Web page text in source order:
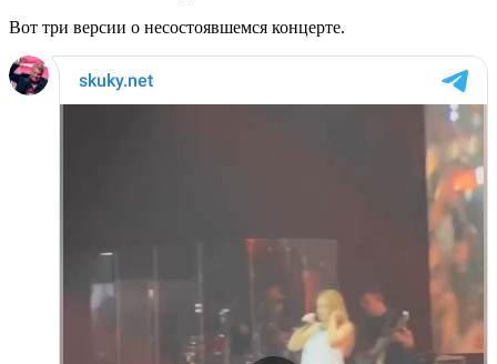
Вот три версии о несостоявшемся концерте.